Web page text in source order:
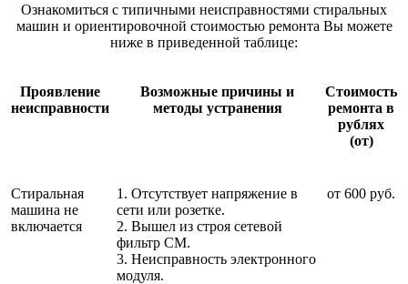
Ознакомиться с типичными неисправностями стиральных
машин и ориентировочной стоимостью ремонта Вы можете
ниже в приведенной таблице:
Проявление
неисправности
Возможные причины и
методы устранения
Стоимость
ремонта в
рублях
(от)
Стиральная
машина не
включается
1. Отсутствует напряжение в
сети или розетке.
2. Вышел из строя сетевой
фильтр СМ.
3. Неисправность электронного
модуля.
от 600 руб.